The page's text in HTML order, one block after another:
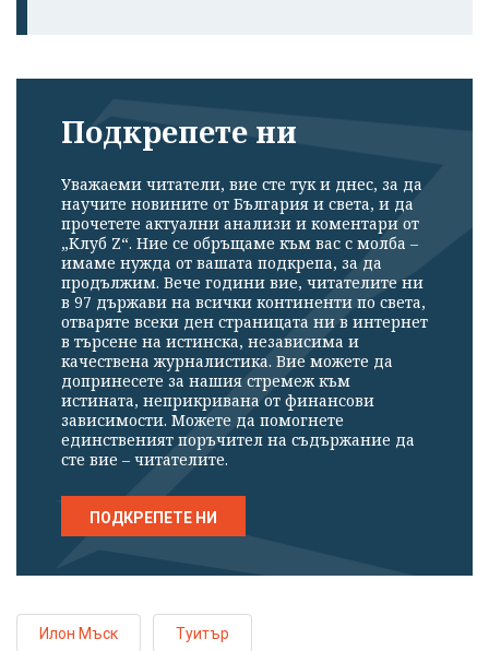
Подкрепете ни
Уважаеми читатели, вие сте тук и днес, за да
научите новините от България и света, и да
прочетете актуални анализи и коментари от
„Клуб Z“. Ние се обръщаме към вас с молба –
имаме нужда от вашата подкрепа, за да
продължим. Вече години вие, читателите ни
в 97 държави на всички континенти по света,
отваряте всеки ден страницата ни в интернет
в търсене на истинска, независима и
качествена журналистика. Вие можете да
допринесете за нашия стремеж към
истината, неприкривана от финансови
зависимости. Можете да помогнете
единственият поръчител на съдържание да
сте вие – читателите.
ПОДКРЕПЕТЕ НИ
Илон Мъск Туитър